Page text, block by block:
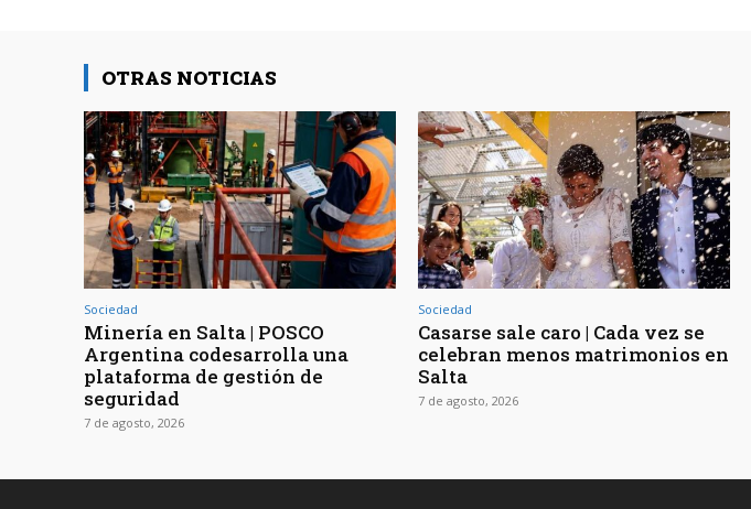
OTRAS NOTICIAS
Sociedad
Minería en Salta | POSCO
Argentina codesarrolla una
plataforma de gestión de
seguridad
7 de agosto, 2026
Sociedad
Casarse sale caro | Cada vez se
celebran menos matrimonios en
Salta
7 de agosto, 2026